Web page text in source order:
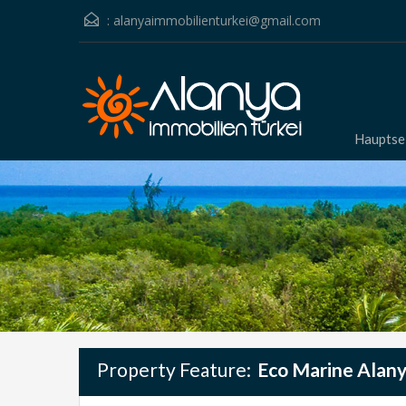
: alanyaimmobilienturkei@gmail.com
Property Feature: Eco Marine